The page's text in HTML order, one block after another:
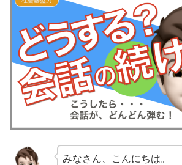
みなさん、こんにちは。